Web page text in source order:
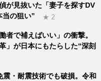
が見抜いた「妻子を探すDV
当の狙い”
★ 2
者で補えばいい」の衝撃。
」が日本にもたらした“深刻
震・耐震技術でも破損。令和